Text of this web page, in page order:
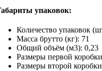
упаковок:
Количество упаковок
Масса брутто (кг): 71
Общий объём (м3): 0,23
Размеры первой
Размеры второй